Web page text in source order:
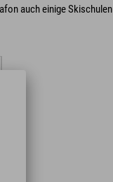
auch einige Skischulen